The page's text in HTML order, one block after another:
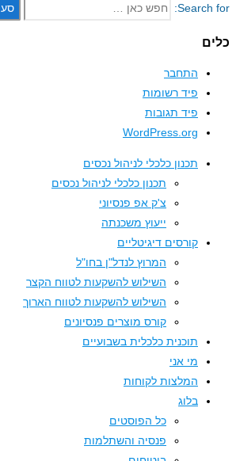
התחבר
פיד רשומות
פיד תגובות
WordPress.org
תכנון כלכלי לניהול נכסים
תכנון כלכלי לניהול נכסים
צ'ק אפ פנסיוני
ייעוץ משכנתה
קורסים דיגיטליים
המרוץ לנדל"ן בחו"ל
השילוש להשקעות לטווח הקצר
השילוש להשקעות לטווח הארוך
קורס מוצרים פנסיונים
תוכנית כלכלית בשבועיים
מי אני
המלצות לקוחות
בלוג
כל הפוסטים
פנסיה והשתלמות